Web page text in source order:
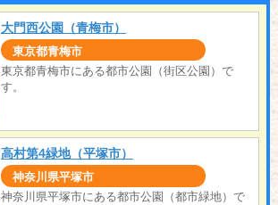
大門西公園（青梅市）
東京都青梅市
東京都青梅市にある都市公園（街区公園）で
す。
高村第4緑地（平塚市）
神奈川県平塚市
神奈川県平塚市にある都市公園（都市緑地）で